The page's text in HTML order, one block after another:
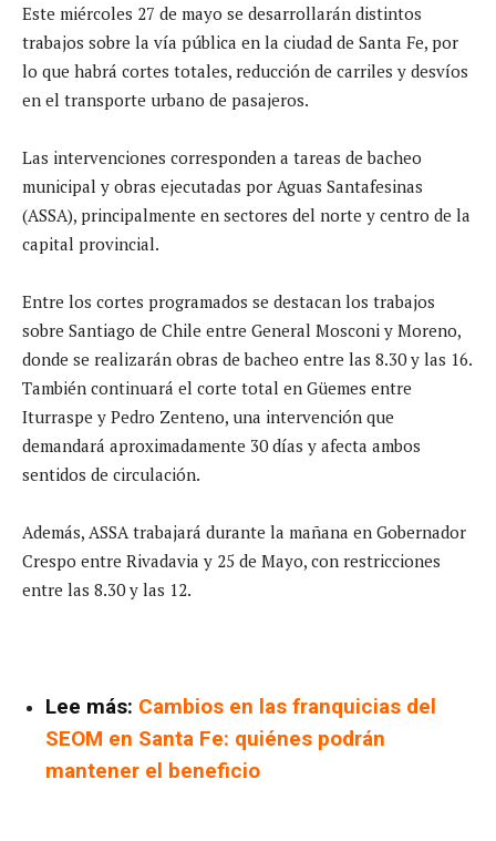
Este miércoles 27 de mayo se desarrollarán distintos
trabajos sobre la vía pública en la ciudad de Santa Fe, por
lo que habrá cortes totales, reducción de carriles y desvíos
en el transporte urbano de pasajeros.
Las intervenciones corresponden a tareas de bacheo
municipal y obras ejecutadas por Aguas Santafesinas
(ASSA), principalmente en sectores del norte y centro de la
capital provincial.
Entre los cortes programados se destacan los trabajos
sobre Santiago de Chile entre General Mosconi y Moreno,
donde se realizarán obras de bacheo entre las 8.30 y las 16.
También continuará el corte total en Güemes entre
Iturraspe y Pedro Zenteno, una intervención que
demandará aproximadamente 30 días y afecta ambos
sentidos de circulación.
Además, ASSA trabajará durante la mañana en Gobernador
Crespo entre Rivadavia y 25 de Mayo, con restricciones
entre las 8.30 y las 12.
Lee más: Cambios en las franquicias del
SEOM en Santa Fe: quiénes podrán
mantener el beneficio